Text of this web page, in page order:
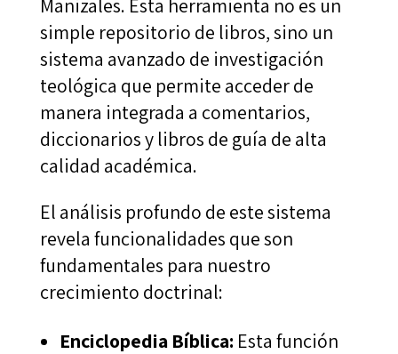
Manizales. Esta herramienta no es un
simple repositorio de libros, sino un
sistema avanzado de investigación
teológica que permite acceder de
manera integrada a comentarios,
diccionarios y libros de guía de alta
calidad académica.
El análisis profundo de este sistema
revela funcionalidades que son
fundamentales para nuestro
crecimiento doctrinal:
Enciclopedia Bíblica: Esta función